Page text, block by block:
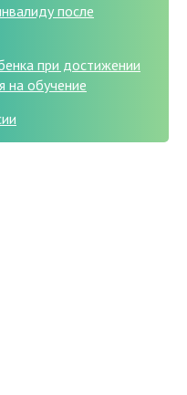
после
при достижении
на обучение